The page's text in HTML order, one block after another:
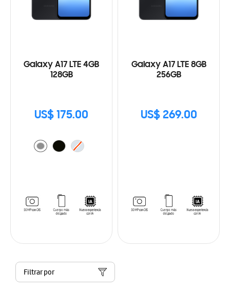
Galaxy A17 LTE 4GB
128GB
US$ 175.00
Galaxy A17 LTE 8GB
256GB
US$ 269.00
Filtrar por